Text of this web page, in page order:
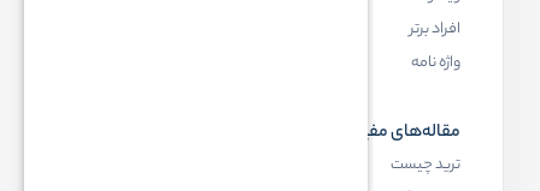
افراد برتر
واژه نامه
مقاله‌های مفید
ترید چیست